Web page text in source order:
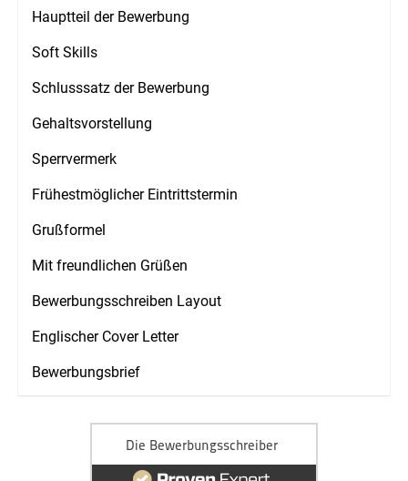
Hauptteil der Bewerbung
Soft Skills
Schlusssatz der Bewerbung
Gehaltsvorstellung
Sperrvermerk
Frühestmöglicher Eintrittstermin
Grußformel
Mit freundlichen Grüßen
Bewerbungsschreiben Layout
Englischer Cover Letter
Bewerbungsbrief